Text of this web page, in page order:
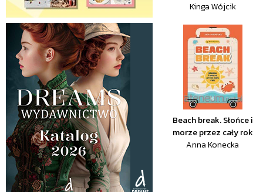
Kinga Wójcik
Beach break. Słońce i
morze przez cały rok
Anna Konecka